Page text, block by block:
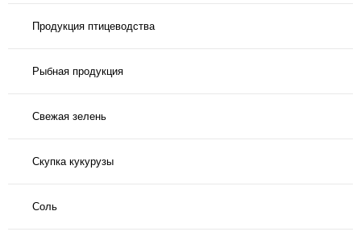
Продукция птицеводства
Рыбная продукция
Свежая зелень
Скупка кукурузы
Соль